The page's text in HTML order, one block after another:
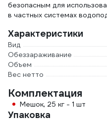
безопасным для
в частных системах
Характеристики
Вид
Обеззараживание
Объем
Вес нетто
Комплектация
Мешок, 25 кг - 1 шт
Упаковка